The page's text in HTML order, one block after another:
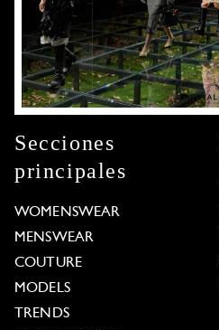
Secciones
principales
WOMENSWEAR
MENSWEAR
COUTURE
MODELS
TRENDS